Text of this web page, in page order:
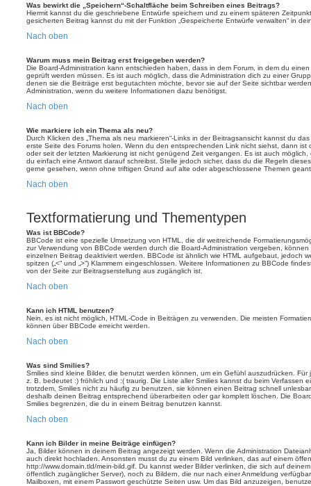
Was bewirkt die „Speichern“-Schaltfläche beim Schreiben eines Beitrags?
Hiermit kannst du die geschriebene Entwürfe speichern und zu einem späteren
gesicherten Beitrag kannst du mit der Funktion „Gespeicherte Entwürfe verwalten“ in
Nach oben
Warum muss mein Beitrag erst freigegeben werden?
Die Board-Administration kann entschieden haben, dass in dem Forum, in dem du
geprüft werden müssen. Es ist auch möglich, dass die Administration dich zu einer
denen sie die Beiträge erst begutachten möchte, bevor sie auf der Seite sichtbar
Administration, wenn du weitere Informationen dazu benötigst.
Nach oben
Wie markiere ich ein Thema als neu?
Durch Klicken des „Thema als neu markieren“-Links in der Beitragsansicht kannst du
erste Seite des Forums holen. Wenn du den entsprechenden Link nicht siehst, dann ist
oder seit der letzten Markierung ist nicht genügend Zeit vergangen. Es ist auch
du einfach eine Antwort darauf schreibst. Stelle jedoch sicher, dass du die Regeln
gerne gesehen, wenn ohne triftigen Grund auf alte oder abgeschlossene Themen
Nach oben
Textformatierung und Thementypen
Was ist BBCode?
BBCode ist eine spezielle Umsetzung von HTML, die dir weitreichende
zur Verwendung von BBCode werden durch die Board-Administration vergeben,
einzelnen Beitrag deaktiviert werden. BBCode ist ähnlich wie HTML aufgebaut, jedoch
spitzen („<“ und „>“) Klammern eingeschlossen. Weitere Informationen zu BBCode
von der Seite zur Beitragserstellung aus zugänglich ist.
Nach oben
Kann ich HTML benutzen?
Nein, es ist nicht möglich, HTML-Code in Beiträgen zu verwenden. Die meisten
können über BBCode erreicht werden.
Nach oben
Was sind Smilies?
Smilies sind kleine Bilder, die benutzt werden können, um ein Gefühl auszudrücken.
z. B. bedeutet :) fröhlich und :( traurig. Die Liste aller Smilies kannst du beim Verfassen
trotzdem, Smilies nicht zu häufig zu benutzen, sie können einen Beitrag schnell
deshalb deinen Beitrag entsprechend überarbeiten oder gar komplett löschen. Die
Smilies begrenzen, die du in einem Beitrag benutzen kannst.
Nach oben
Kann ich Bilder in meine Beiträge einfügen?
Ja, Bilder können in deinem Beitrag angezeigt werden. Wenn die Administration
auch direkt hochladen. Ansonsten musst du zu einem Bild verlinken, das auf einem
http://www.domain.tld/mein-bild.gif. Du kannst weder Bilder verlinken, die sich auf
öffentlich zugänglicher Server), noch zu Bildern, die nur nach einer Anmeldung
Mailboxen, mit einem Passwort geschützte Seiten usw. Um das Bild anzuzeigen,